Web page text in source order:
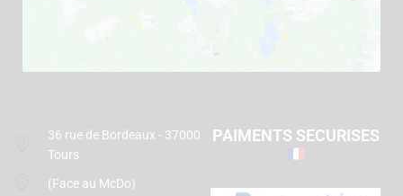
36 rue de Bordeaux - 37000
Tours
(Face au McDo)
PAIMENTS SECURISES